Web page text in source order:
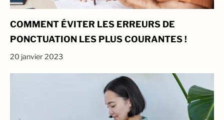
COMMENT ÉVITER LES ERREURS DE
PONCTUATION LES PLUS COURANTES !
20 janvier 2023